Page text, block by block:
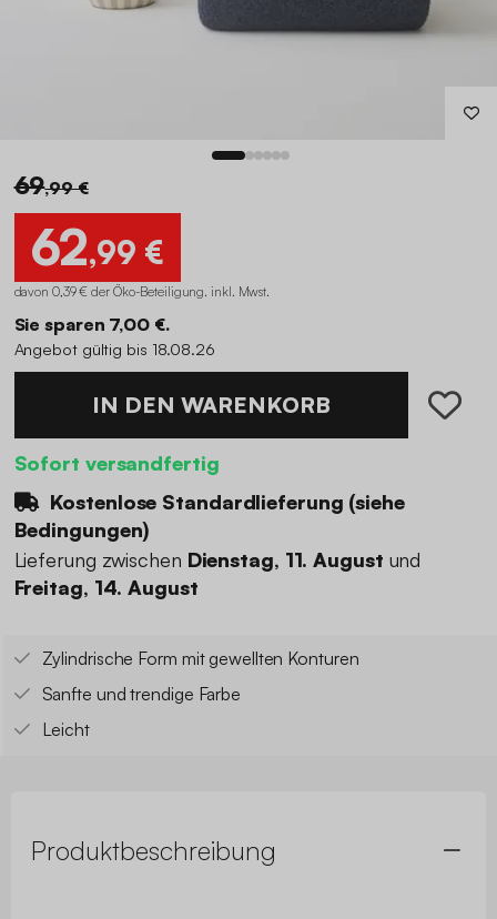
69,99 €
62,99 €
davon 0,39 € der Öko-Beteiligung. inkl. Mwst.
Sie sparen 7,00 €.
Angebot gültig bis 18.08.26
IN DEN WARENKORB
Sofort versandfertig
Kostenlose Standardlieferung (siehe
Bedingungen)
Lieferung zwischen Dienstag, 11. August und
Freitag, 14. August
Zylindrische Form mit gewellten Konturen
Sanfte und trendige Farbe
Leicht
Produktbeschreibung